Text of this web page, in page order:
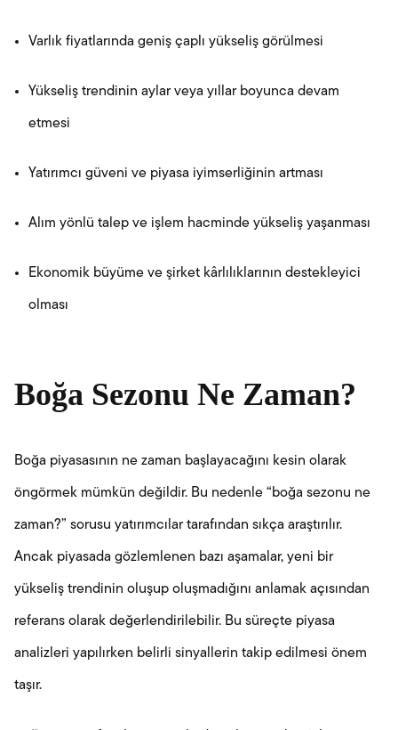
Varlık fiyatlarında geniş çaplı yükseliş görülmesi
Yükseliş trendinin aylar veya yıllar boyunca devam
etmesi
Yatırımcı güveni ve piyasa iyimserliğinin artması
Alım yönlü talep ve işlem hacminde yükseliş yaşanması
Ekonomik büyüme ve şirket kârlılıklarının destekleyici
olması
Boğa Sezonu Ne Zaman?
Boğa piyasasının ne zaman başlayacağını kesin olarak
öngörmek mümkün değildir. Bu nedenle “boğa sezonu ne
zaman?” sorusu yatırımcılar tarafından sıkça araştırılır.
Ancak piyasada gözlemlenen bazı aşamalar, yeni bir
yükseliş trendinin oluşup oluşmadığını anlamak açısından
referans olarak değerlendirilebilir. Bu süreçte piyasa
analizleri yapılırken belirli sinyallerin takip edilmesi önem
taşır.